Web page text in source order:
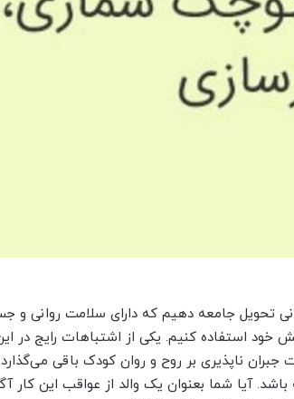
تحویل جامعه دهیم که دارای سلامت روانی و
خود استفاده کنیم. یکی از اشتباهات رایج در
ناپذیری بر روح و روان کودک باقی می‌گذارد.
آیا شما بعنوان یک والد از عواقب این کار